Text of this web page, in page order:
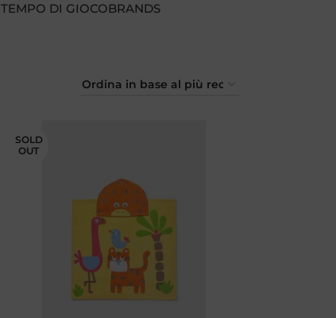
TEMPO DI GIOCOBRANDS
SOLD
OUT